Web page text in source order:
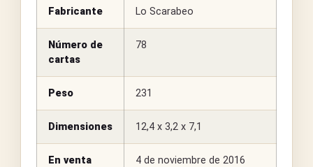
Fabricante Lo Scarabeo
Número de
cartas
78
Peso 231
Dimensiones 12,4 x 3,2 x 7,1
En venta
4 de noviembre de 2016